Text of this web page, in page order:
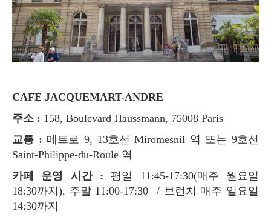
CAFE JACQUEMART-ANDRE
주소 : 158, Boulevard Haussmann, 75008 Paris
교통 : 메트로 9, 13호선 Miromesnil 역 또는 9호선
Saint-Philippe-du-Roule 역
카페 운영 시간 : 평일 11:45-17:30(매주 월요일
18:30까지), 주말 11:00-17:30 / 브런치 매주 일요일
14:30까지